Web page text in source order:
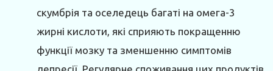
скумбрія та оселедець багаті на омега-3
жирні кислоти, які сприяють покращенню
функції мозку та зменшенню симптомів